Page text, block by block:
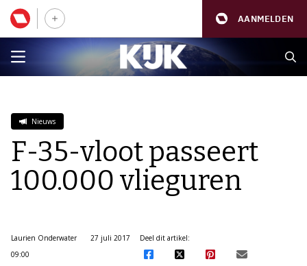
AANMELDEN
Nieuws
F-35-vloot passeert
100.000 vlieguren
Laurien Onderwater
27 juli 2017
09:00
Deel dit artikel: